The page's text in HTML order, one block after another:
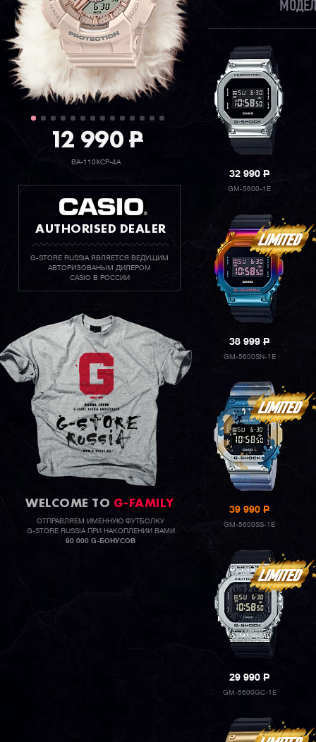
12 990P
BA-110XCP-4A
AUTHORISED DEALER
G-STORE RUSSIA ЯВЛЯЕТСЯ ВЕДУЩИМ
АВТОРИЗОВАНЫМ ДИЛЕРОМ
CASIO В РОССИИ
WELCOME TO G-FAMILY
ОТПРАВЛЯЕМ ИМЕННУЮ ФУТБОЛКУ
G-STORE RUSSIA ПРИ НАКОПЛЕНИИ ВАМИ
90 000 G-БОНУСОВ
32 990P
GM-5600-1E
38 999P
GM-5600SN-1E
39 990P
GM-5600SS-1E
29 990P
GM-5600GC-1E